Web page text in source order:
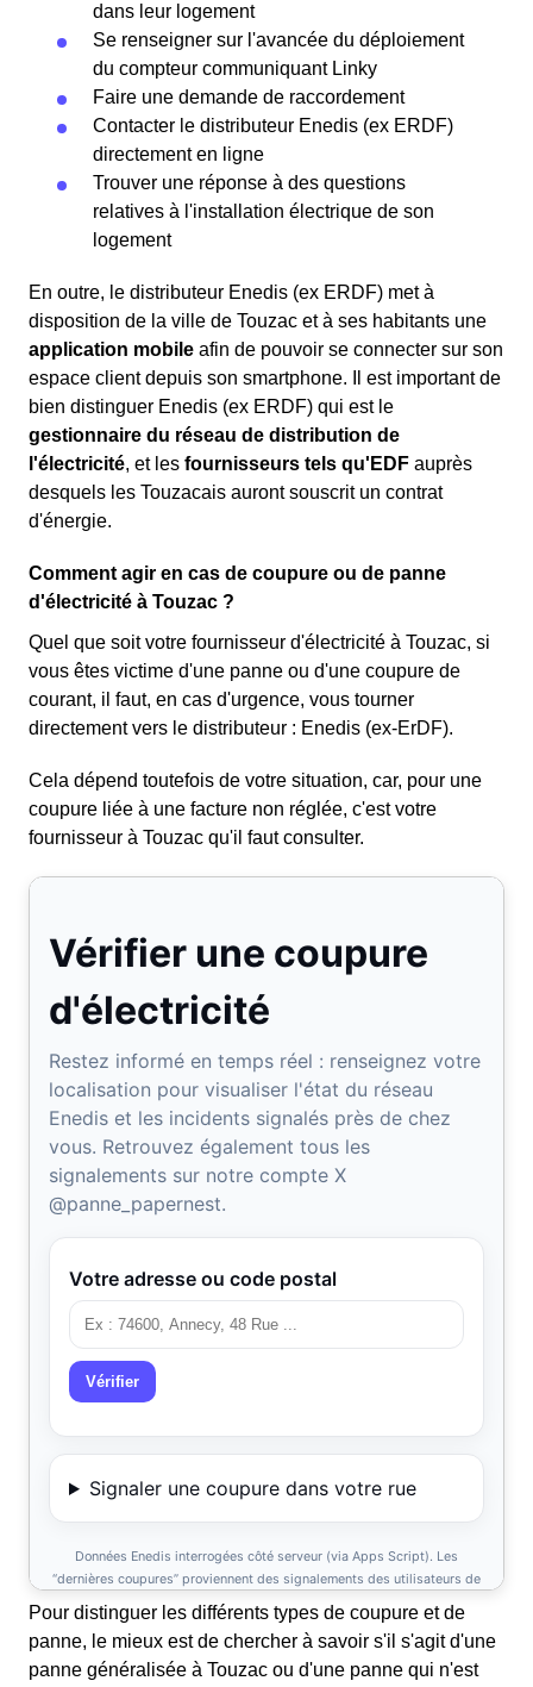
dans leur logement
Se renseigner sur l'avancée du déploiement
du compteur communiquant Linky
Faire une demande de raccordement
Contacter le distributeur Enedis (ex ERDF)
directement en ligne
Trouver une réponse à des questions
relatives à l'installation électrique de son
logement
En outre, le distributeur Enedis (ex ERDF) met à
disposition de la ville de Touzac et à ses habitants une
application mobile afin de pouvoir se connecter sur son
espace client depuis son smartphone. Il est important de
bien distinguer Enedis (ex ERDF) qui est le
gestionnaire du réseau de distribution de
l'électricité, et les fournisseurs tels qu'EDF auprès
desquels les Touzacais auront souscrit un contrat
d'énergie.
Comment agir en cas de coupure ou de panne
d'électricité à Touzac ?
Quel que soit votre fournisseur d'électricité à Touzac, si
vous êtes victime d'une panne ou d'une coupure de
courant, il faut, en cas d'urgence, vous tourner
directement vers le distributeur : Enedis (ex-ErDF).
Cela dépend toutefois de votre situation, car, pour une
coupure liée à une facture non réglée, c'est votre
fournisseur à Touzac qu'il faut consulter.
Pour distinguer les différents types de coupure et de
panne, le mieux est de chercher à savoir s'il s'agit d'une
panne généralisée à Touzac ou d'une panne qui n'est